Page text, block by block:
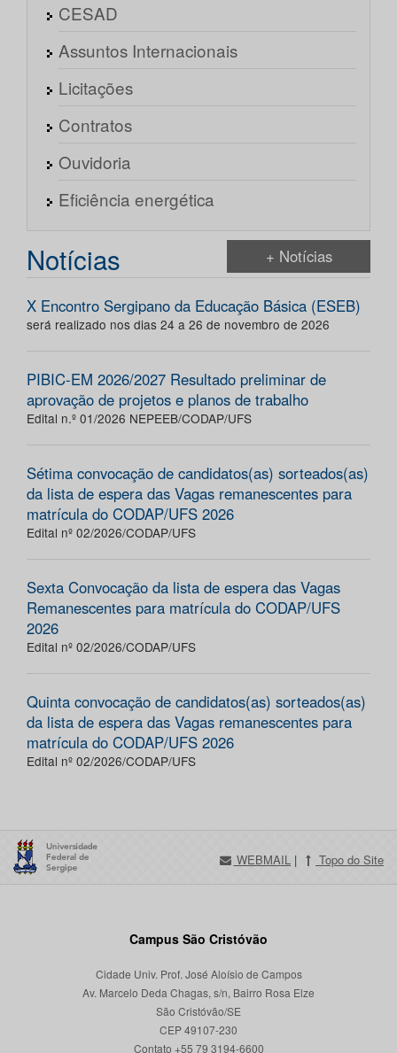
CESAD
Assuntos Internacionais
Licitações
Contratos
Ouvidoria
Eficiência energética
Notícias + Notícias
X Encontro Sergipano da Educação Básica (ESEB)
será realizado nos dias 24 a 26 de novembro de 2026
PIBIC-EM 2026/2027 Resultado preliminar de
aprovação de projetos e planos de trabalho
Edital n.º 01/2026 NEPEEB/CODAP/UFS
Sétima convocação de candidatos(as) sorteados(as)
da lista de espera das Vagas remanescentes para
matrícula do CODAP/UFS 2026
Edital nº 02/2026/CODAP/UFS
Sexta Convocação da lista de espera das Vagas
Remanescentes para matrícula do CODAP/UFS
2026
Edital nº 02/2026/CODAP/UFS
Quinta convocação de candidatos(as) sorteados(as)
da lista de espera das Vagas remanescentes para
matrícula do CODAP/UFS 2026
Edital nº 02/2026/CODAP/UFS
WEBMAIL | Topo do Site
Campus São Cristóvão
Cidade Univ. Prof. José Aloísio de Campos
Av. Marcelo Deda Chagas, s/n, Bairro Rosa Elze
São Cristóvão/SE
CEP 49107-230